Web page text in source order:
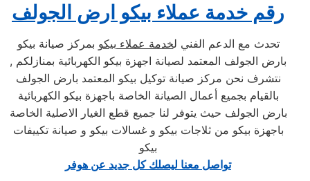
رقم خدمة عملاء بيكو ارض الجولف
تحدث مع الدعم الفني لخدمة عملاء بيكو بمركز صيانة بيكو
بارض الجولف المعتمد لصيانة اجهزة بيكو الكهربائية بمنازلكم ,
نتشرف نحن مركز صيانة توكيل بيكو المعتمد بارض الجولف
بالقيام بجميع أعمال الصيانة الخاصة باجهزة بيكو الكهربائية
بارض الجولف حيث يتوفر لنا جميع قطع الغيار الاصلية الخاصة
باجهزة بيكو من ثلاجات بيكو و غسالات بيكو و صيانة تكييفات
بيكو
تواصل معنا ليصلك كل جديد عن هوفر